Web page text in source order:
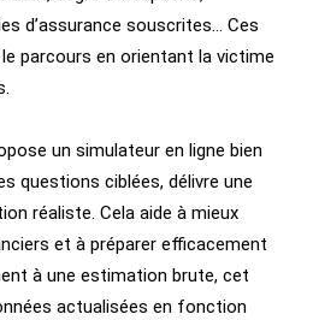
d’assurance souscrites… Ces
parcours en orientant la victime
un simulateur en ligne bien
questions ciblées, délivre une
réaliste. Cela aide à mieux
et à préparer efficacement
à une estimation brute, cet
actualisées en fonction